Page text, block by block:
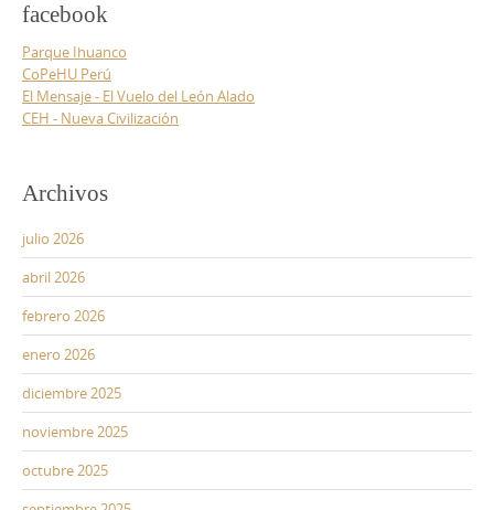
facebook
Parque Ihuanco
CoPeHU Perú
El Mensaje - El Vuelo del León Alado
CEH - Nueva Civilización
Archivos
julio 2026
abril 2026
febrero 2026
enero 2026
diciembre 2025
noviembre 2025
octubre 2025